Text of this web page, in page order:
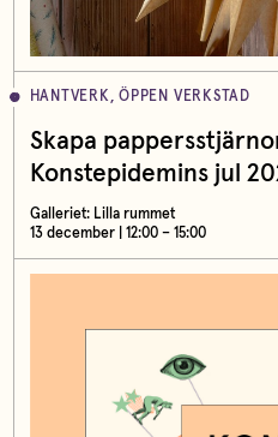
HANTVERK, ÖPPEN VERKSTAD
Skapa
Konstepidemins jul
Galleriet: Lilla rummet
13 december | 12:00 – 15:00